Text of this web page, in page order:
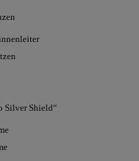
Silver Shield“